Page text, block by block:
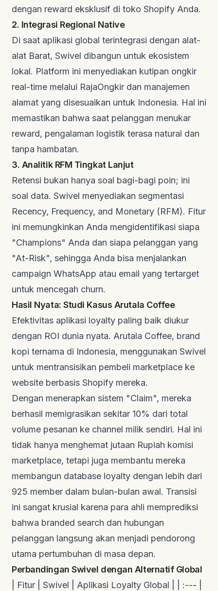
dengan reward eksklusif di toko Shopify Anda.
2. Integrasi Regional Native
Di saat aplikasi global terintegrasi dengan alat-
alat Barat, Swivel dibangun untuk ekosistem
lokal. Platform ini menyediakan kutipan ongkir
real-time melalui RajaOngkir dan manajemen
alamat yang disesuaikan untuk Indonesia. Hal ini
memastikan bahwa saat pelanggan menukar
reward, pengalaman logistik terasa natural dan
tanpa hambatan.
3. Analitik RFM Tingkat Lanjut
Retensi bukan hanya soal bagi-bagi poin; ini
soal data. Swivel menyediakan segmentasi
Recency, Frequency, and Monetary (RFM). Fitur
ini memungkinkan Anda mengidentifikasi siapa
"Champions" Anda dan siapa pelanggan yang
"At-Risk", sehingga Anda bisa menjalankan
campaign WhatsApp atau email yang tertarget
untuk mencegah churn.
Hasil Nyata: Studi Kasus Arutala Coffee
Efektivitas aplikasi loyalty paling baik diukur
dengan ROI dunia nyata. Arutala Coffee, brand
kopi ternama di Indonesia, menggunakan Swivel
untuk mentransisikan pembeli marketplace ke
website berbasis Shopify mereka.
Dengan menerapkan sistem "Claim", mereka
berhasil memigrasikan sekitar 10% dari total
volume pesanan ke channel milik sendiri. Hal ini
tidak hanya menghemat jutaan Rupiah komisi
marketplace, tetapi juga membantu mereka
membangun database loyalty dengan lebih dari
925 member dalam bulan-bulan awal. Transisi
ini sangat krusial karena para ahli memprediksi
bahwa branded search dan hubungan
pelanggan langsung akan menjadi pendorong
utama pertumbuhan di masa depan.
Perbandingan Swivel dengan Alternatif Global
| Fitur | Swivel | Aplikasi Loyalty Global | | :--- |